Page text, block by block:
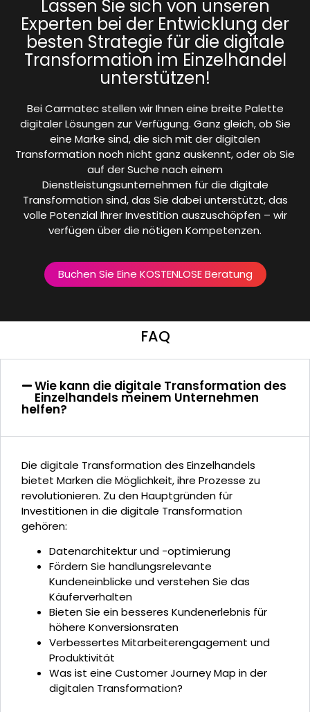
Lassen Sie sich von unseren
Experten bei der Entwicklung der
besten Strategie für die digitale
Transformation im Einzelhandel
unterstützen!
Bei Carmatec stellen wir Ihnen eine breite Palette
digitaler Lösungen zur Verfügung. Ganz gleich, ob Sie
eine Marke sind, die sich mit der digitalen
Transformation noch nicht ganz auskennt, oder ob Sie
auf der Suche nach einem
Dienstleistungsunternehmen für die digitale
Transformation sind, das Sie dabei unterstützt, das
volle Potenzial Ihrer Investition auszuschöpfen – wir
verfügen über die nötigen Kompetenzen.
Buchen Sie Eine KOSTENLOSE Beratung
FAQ
Wie kann die digitale Transformation des
Einzelhandels meinem Unternehmen
helfen?
Die digitale Transformation des Einzelhandels
bietet Marken die Möglichkeit, ihre Prozesse zu
revolutionieren. Zu den Hauptgründen für
Investitionen in die digitale Transformation
gehören:
Datenarchitektur und -optimierung
Fördern Sie handlungsrelevante
Kundeneinblicke und verstehen Sie das
Käuferverhalten
Bieten Sie ein besseres Kundenerlebnis für
höhere Konversionsraten
Verbessertes Mitarbeiterengagement und
Produktivität
Was ist eine Customer Journey Map in der
digitalen Transformation?